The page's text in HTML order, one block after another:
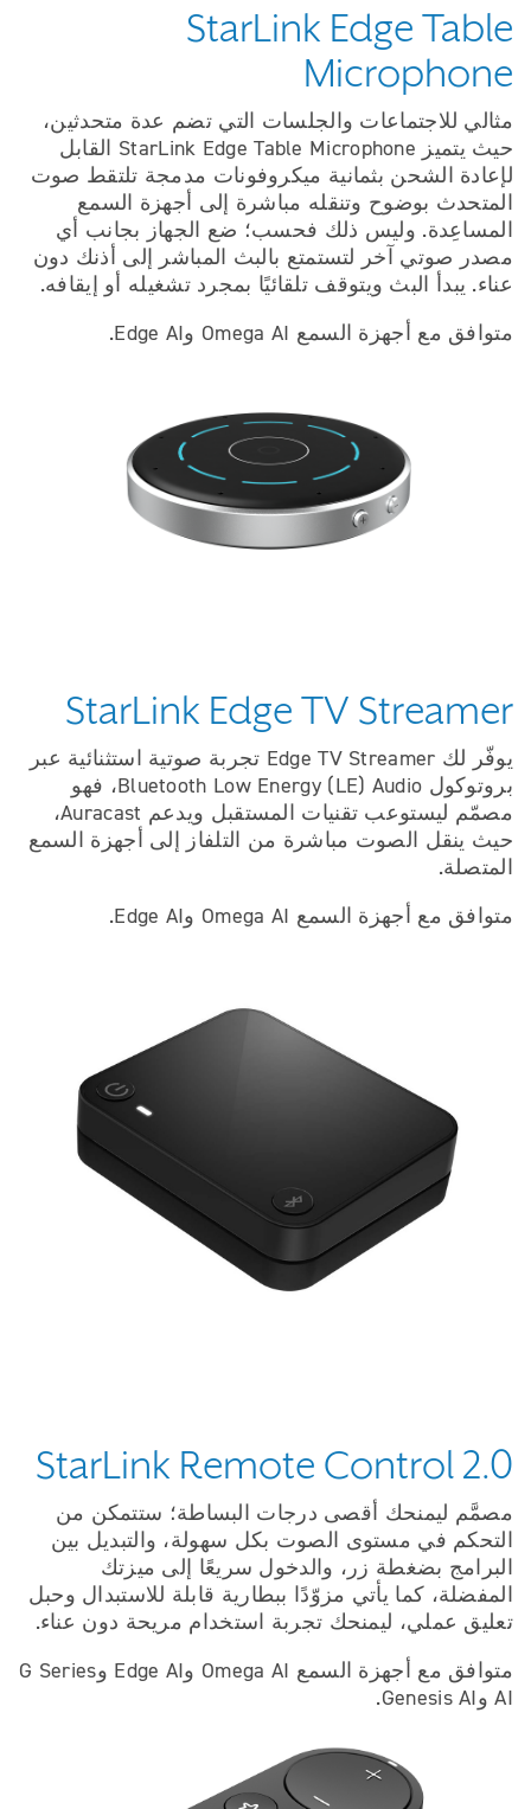
StarLink Edge Table
Microphone
مثالي للاجتماعات والجلسات التي تضم عدة متحدثين،
حيث يتميز StarLink Edge Table Microphone القابل
لإعادة الشحن بثمانية ميكروفونات مدمجة تلتقط صوت
المتحدث بوضوح وتنقله مباشرة إلى أجهزة السمع
المساعِدة. وليس ذلك فحسب؛ ضع الجهاز بجانب أي
مصدر صوتي آخر لتستمتع بالبث المباشر إلى أذنك دون
عناء. يبدأ البث ويتوقف تلقائيًا بمجرد تشغيله أو إيقافه.
متوافق مع أجهزة السمع Omega AI وEdge AI.
StarLink Edge TV Streamer
يوفّر لك Edge TV Streamer تجربة صوتية استثنائية عبر
بروتوكول Bluetooth Low Energy (LE) Audio، فهو
مصمّم ليستوعب تقنيات المستقبل ويدعم Auracast،
حيث ينقل الصوت مباشرة من التلفاز إلى أجهزة السمع
المتصلة.
متوافق مع أجهزة السمع Omega AI وEdge AI.
StarLink Remote Control 2.0
مصمَّم ليمنحك أقصى درجات البساطة؛ ستتمكن من
التحكم في مستوى الصوت بكل سهولة، والتبديل بين
البرامج بضغطة زر، والدخول سريعًا إلى ميزتك
المفضلة، كما يأتي مزوّدًا ببطارية قابلة للاستبدال وحبل
تعليق عملي، ليمنحك تجربة استخدام مريحة دون عناء.
متوافق مع أجهزة السمع Omega AI وEdge AI وG Series
AI وGenesis AI.